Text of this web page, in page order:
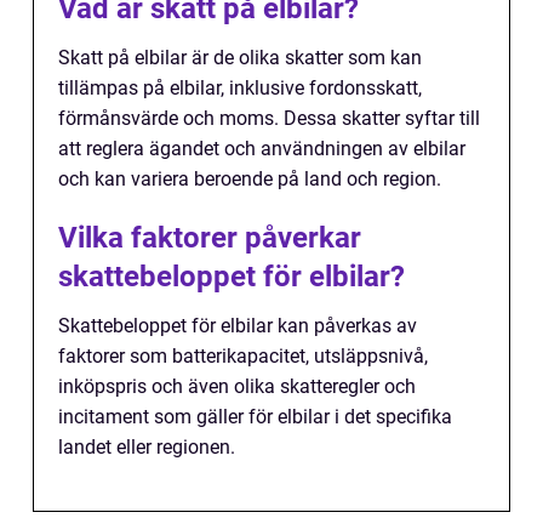
Vad är skatt på elbilar?
Skatt på elbilar är de olika skatter som kan
tillämpas på elbilar, inklusive fordonsskatt,
förmånsvärde och moms. Dessa skatter syftar till
att reglera ägandet och användningen av elbilar
och kan variera beroende på land och region.
Vilka faktorer påverkar
skattebeloppet för elbilar?
Skattebeloppet för elbilar kan påverkas av
faktorer som batterikapacitet, utsläppsnivå,
inköpspris och även olika skatteregler och
incitament som gäller för elbilar i det specifika
landet eller regionen.